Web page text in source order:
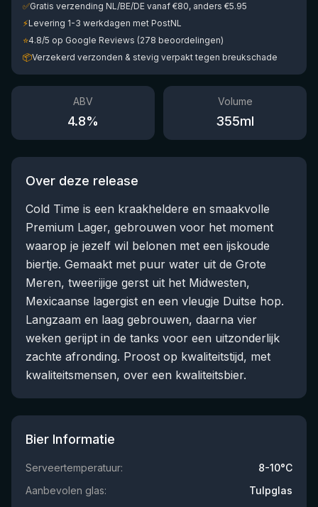
✅Gratis verzending NL/BE/DE vanaf €80, anders €5.95
⚡Levering 1-3 werkdagen met PostNL
⭐4.8/5 op Google Reviews (278 beoordelingen)
📦Verzekerd verzonden & stevig verpakt tegen breukschade
ABV
4.8%
Volume
355ml
Over deze release
Cold Time is een kraakheldere en smaakvolle
Premium Lager, gebrouwen voor het moment
waarop je jezelf wil belonen met een ijskoude
biertje. Gemaakt met puur water uit de Grote
Meren, tweerijige gerst uit het Midwesten,
Mexicaanse lagergist en een vleugje Duitse hop.
Langzaam en laag gebrouwen, daarna vier
weken gerijpt in de tanks voor een uitzonderlijk
zachte afronding. Proost op kwaliteitstijd, met
kwaliteitsmensen, over een kwaliteitsbier.
Bier Informatie
Serveertemperatuur:
8-10°C
Aanbevolen glas:
Tulpglas